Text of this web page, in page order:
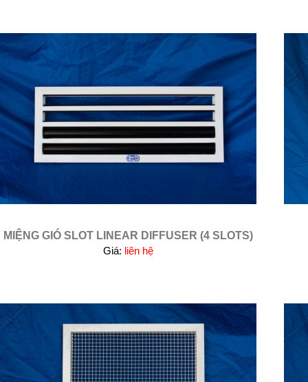
MIỆNG GIÓ SLOT LINEAR DIFFUSER (4 SLOTS)
Giá: liên hệ